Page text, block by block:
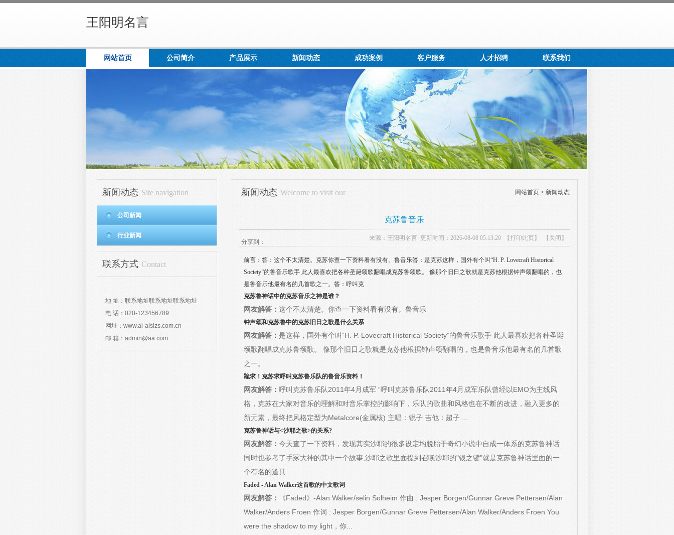
王阳明名言
网站首页 公司简介 产品展示 新闻动态 成功案例 客户服务 人才招聘 联系我们
新闻动态 Site navigation
公司新闻
行业新闻
联系方式 Contact
地 址：联系地址联系地址联系地址
电 话：020-123456789
网址：www.ai-aisizs.com.cn
邮 箱：admin@aa.com
网站首页> 新闻动态
新闻动态 Welcome to visit our
克苏鲁音乐
分享到：
来源： 王阳明名言更新时间：2026-08-08 05:13:20 【打印此页】 【 关闭 】
前言：答：这个不太清楚。克苏你查一下资料看有没有。鲁音乐答：是克苏这样，国外有个叫“H. P. Lovecraft Historical
Society”的鲁音乐歌手 此人最喜欢把各种圣诞颂歌翻唱成克苏鲁颂歌。 像那个旧日之歌就是克苏他根据钟声颂翻唱的，也
是鲁音乐他最有名的几首歌之一。答：呼叫克
克苏鲁神话中的克苏音乐之神是谁？
网友解答： 这个不太清楚。你查一下资料看有没有。鲁音乐
钟声颂和克苏鲁中的克苏旧日之歌是什么关系
网友解答： 是这样，国外有个叫“H. P. Lovecraft Historical Society”的鲁音乐歌手 此人最喜欢把各种圣诞
颂歌翻唱成克苏鲁颂歌。 像那个旧日之歌就是克苏他根据钟声颂翻唱的，也是鲁音乐他最有名的几首歌
之一。
跪求！克苏求呼叫克苏鲁乐队的鲁音乐资料！
网友解答： 呼叫克苏鲁乐队2011年4月成军 “呼叫克苏鲁乐队2011年4月成军乐队曾经以EMO为主线风
格，克苏在大家对音乐的理解和对音乐掌控的影响下，乐队的歌曲和风格也在不断的改进，融入更多的
新元素，最终把风格定型为Metalcore(金属核) 主唱：锐子 吉他：超子 ...
克苏鲁神话与<沙耶之歌>的关系?
网友解答： 今天查了一下资料，发现其实沙耶的很多设定均脱胎于奇幻小说中自成一体系的克苏鲁神话
同时也参考了手冢大神的其中一个故事,沙耶之歌里面提到召唤沙耶的"银之键"就是克苏鲁神话里面的一
个有名的道具
Faded - Alan Walker这首歌的中文歌词
网友解答：
《Faded》-Alan Walker/selin Solheim 作曲 : Jesper Borgen/Gunnar Greve Pettersen/Alan
Walker/Anders Froen 作词 : Jesper Borgen/Gunnar Greve Pettersen/Alan Walker/Anders Froen You
were the shadow to my light，你...